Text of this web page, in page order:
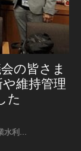
の皆さま
維持管理
た
水利...